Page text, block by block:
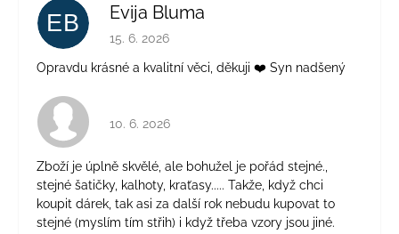
EB Evija Bluma
Hodnocení obchodu je 5 z 5 hvězdiček.
15. 6. 2026
Opravdu krásné a kvalitní věci, děkuji ❤️ Syn nadšený
Hodnocení obchodu je 4 z 5 hvězdiček.
10. 6. 2026
Zboží je úplně skvělé, ale bohužel je pořád stejné.,
stejné šatičky, kalhoty, kraťasy..... Takže, když chci
koupit dárek, tak asi za další rok nebudu kupovat to
stejné (myslím tím střih) i když třeba vzory jsou jiné.